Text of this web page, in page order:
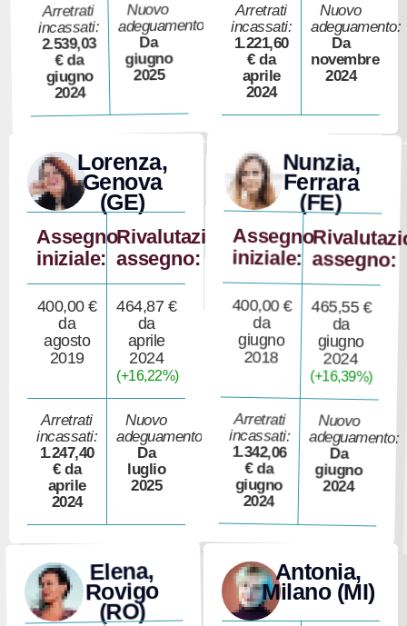
Arretrati
incassati:
2.539,03
€ da
giugno
2024
Nuovo
adeguamento:
Da
giugno
2025
Lorenza,
Genova
(GE)
Assegno
iniziale:
Rivalutazione
assegno:
400,00 €
da
agosto
2019
464,87 €
da
aprile
2024
(+16,22%)
Arretrati
incassati:
1.247,40
€ da
aprile
2024
Nuovo
adeguamento:
Da
luglio
2025
Elena,
Rovigo
(RO)
Arretrati
incassati:
1.221,60
€ da
aprile
2024
Nuovo
adeguamento:
Da
novembre
2024
Nunzia,
Ferrara
(FE)
Assegno
iniziale: assegno:
400,00 €
da
giugno
2018
465,55 €
da
giugno
2024
(+16,39%)
Arretrati
incassati:
1.342,06
€ da
giugno
2024
Nuovo
adeguamento:
Da
giugno
2024
Antonia,
Milano (MI)